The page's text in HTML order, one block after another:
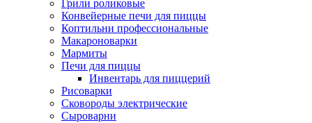
Грили роликовые
Конвейерные печи для пиццы
Коптильни профессиональные
Макароноварки
Мармиты
Печи для пиццы
Инвентарь для пиццерий
Рисоварки
Сковороды электрические
Сыроварни